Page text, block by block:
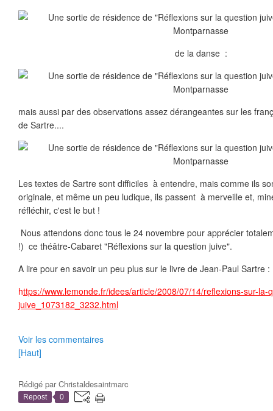
de la danse :
mais aussi par des observations assez dérangeantes sur les
de Sartre....
Les textes de Sartre sont difficiles à entendre, mais comme ils
originale, et même un peu ludique, ils passent à merveille et,
réfléchir, c'est le but !
Nous attendons donc tous le 24 novembre pour apprécier
!) ce théâtre-Cabaret "Réflexions sur la question juive".
A lire pour en savoir un peu plus sur le livre de Jean-Paul Sartre :
https://www.lemonde.fr/idees/article/2008/07/14/reflexions-sur-la-
juive_1073182_3232.html
Voir les commentaires
[Haut]
Rédigé parChristaldesaintmarc
Repost 0